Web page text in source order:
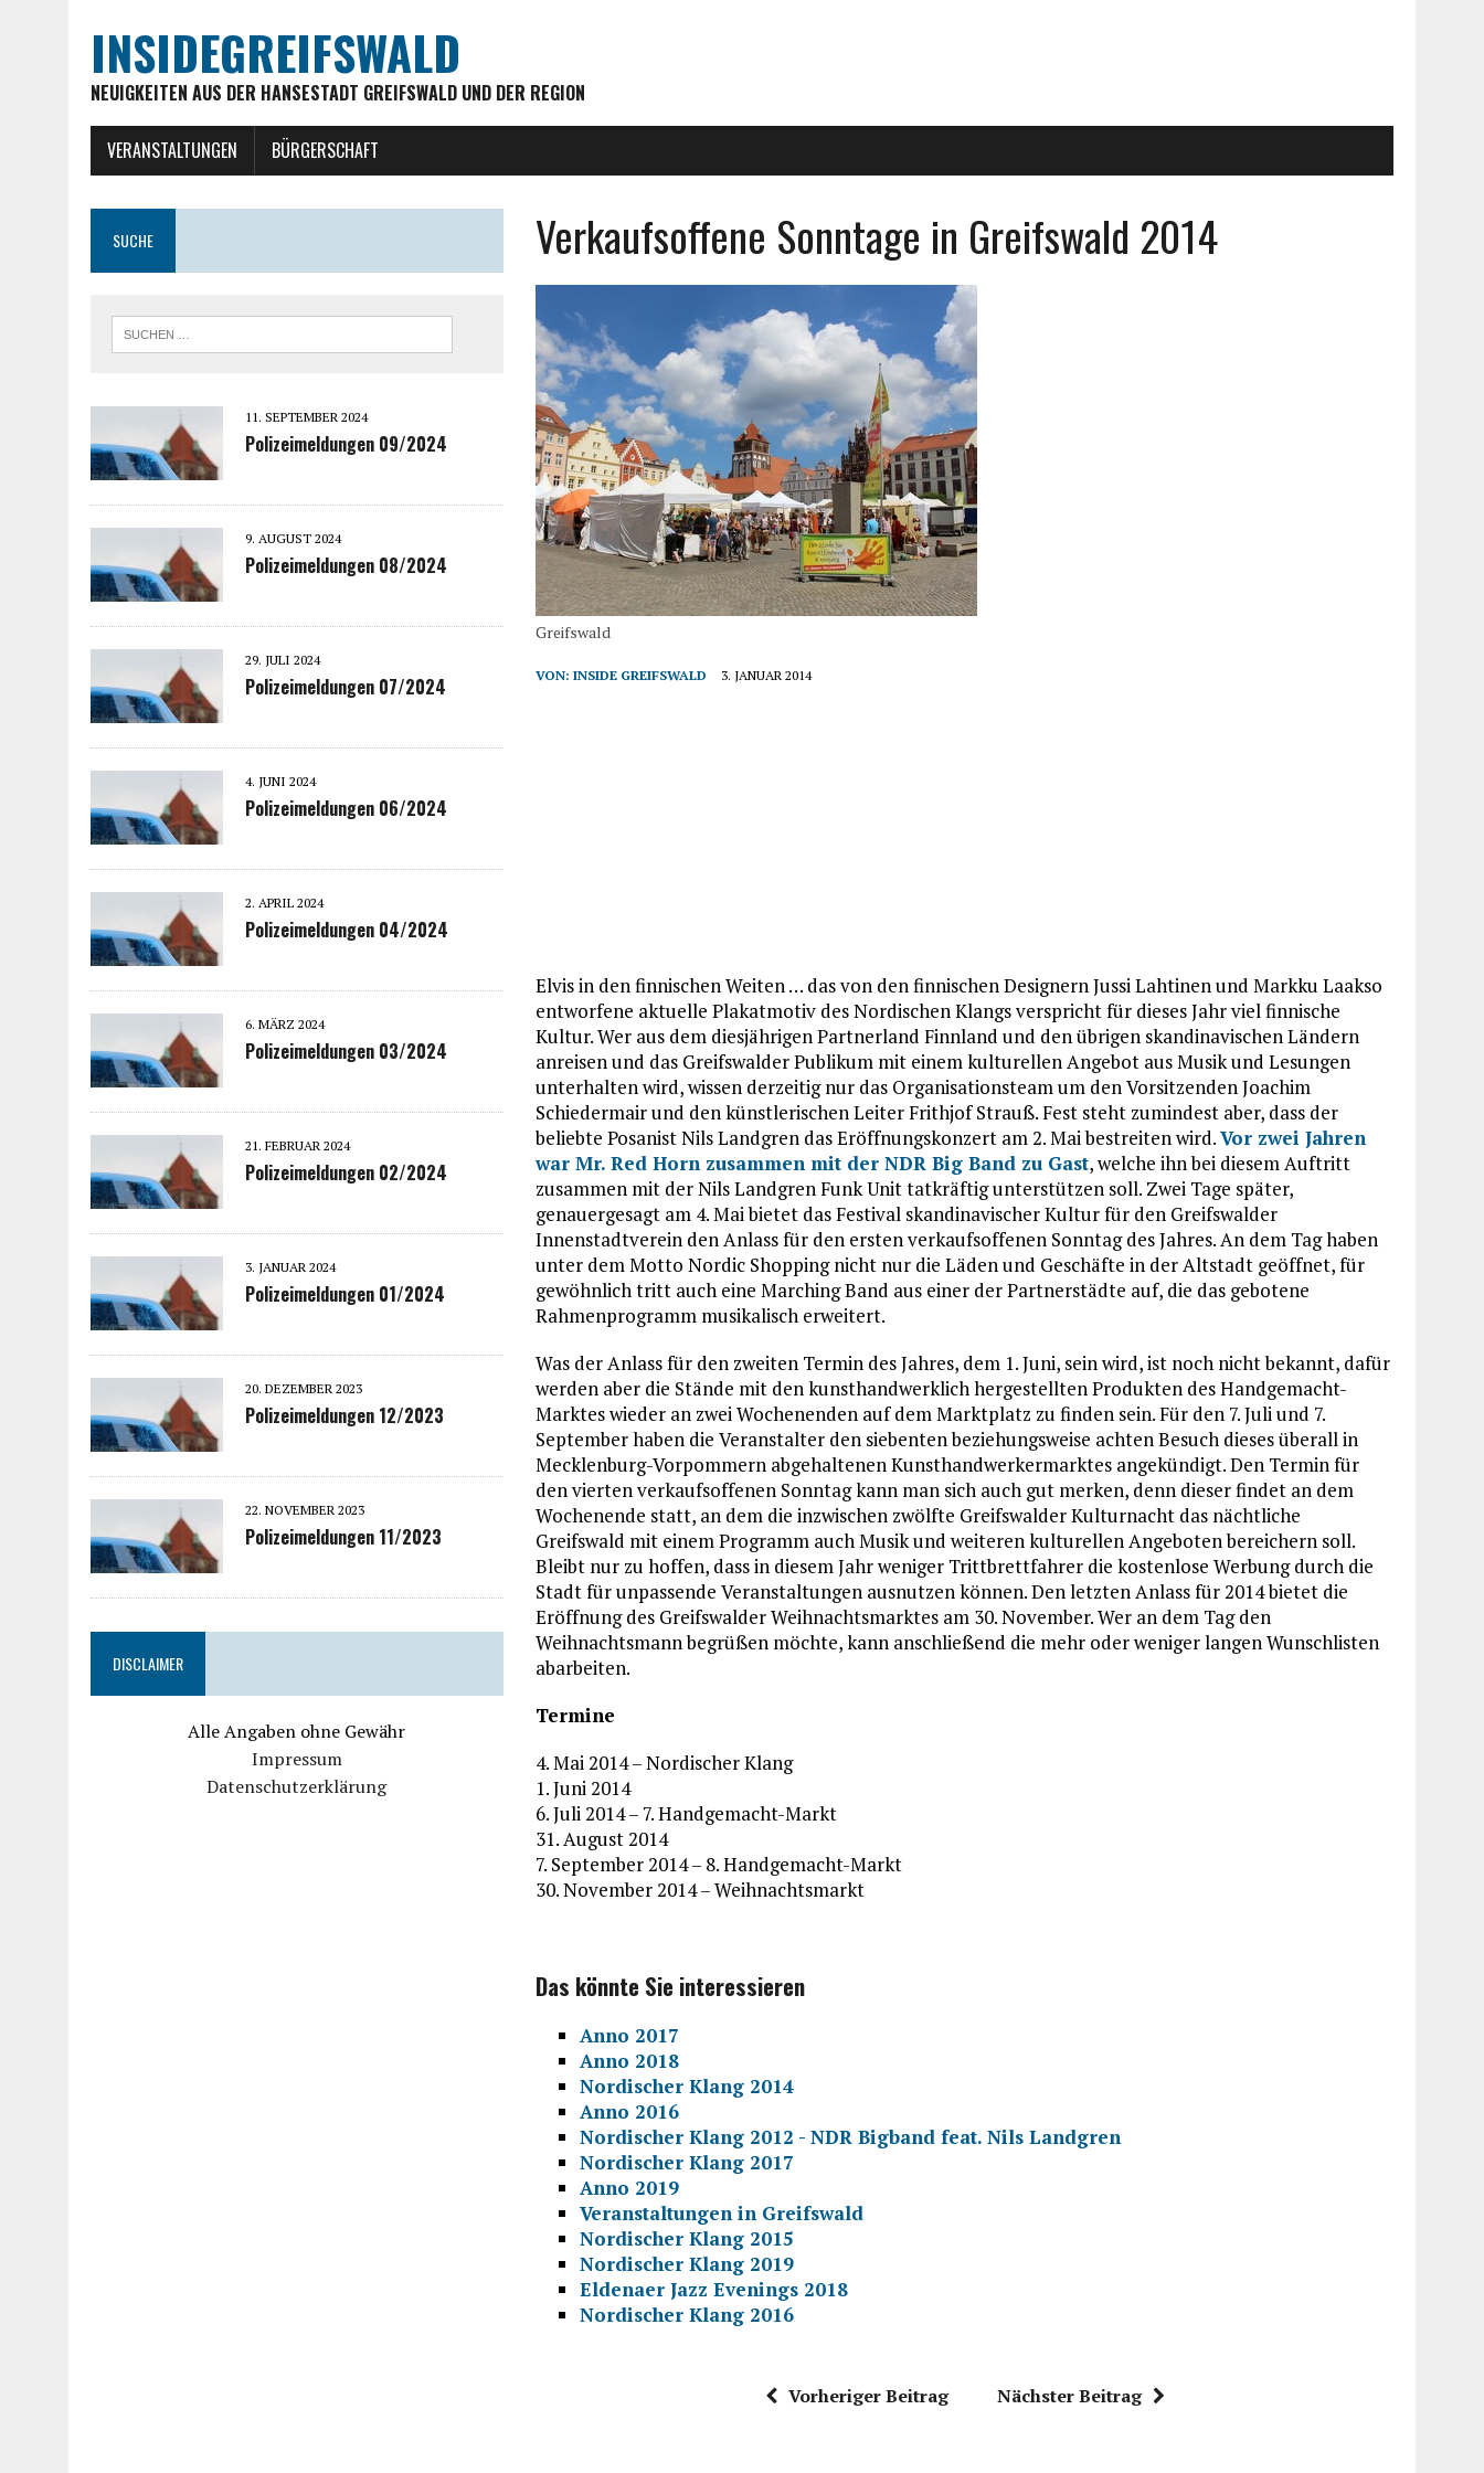
INSIDEGREIFSWALD
NEUIGKEITEN AUS DER HANSESTADT GREIFSWALD UND DER REGION
VERANSTALTUNGEN BÜRGERSCHAFT
Verkaufsoffene Sonntage in Greifswald 2014
Greifswald
VON:INSIDE GREIFSWALD 3. JANUAR 2014
Elvis in den finnischen Weiten … das von den finnischen Designern Jussi Lahtinen und Markku Laakso
entworfene aktuelle Plakatmotiv des Nordischen Klangs verspricht für dieses Jahr viel finnische
Kultur. Wer aus dem diesjährigen Partnerland Finnland und den übrigen skandinavischen Ländern
anreisen und das Greifswalder Publikum mit einem kulturellen Angebot aus Musik und Lesungen
unterhalten wird, wissen derzeitig nur das Organisationsteam um den Vorsitzenden Joachim
Schiedermair und den künstlerischen Leiter Frithjof Strauß. Fest steht zumindest aber, dass der
beliebte Posanist Nils Landgren das Eröffnungskonzert am 2. Mai bestreiten wird.Vor zwei Jahren
war Mr. Red Horn zusammen mit der NDR Big Band zu Gast, welche ihn bei diesem Auftritt
zusammen mit der Nils Landgren Funk Unit tatkräftig unterstützen soll. Zwei Tage später,
genauergesagt am 4. Mai bietet das Festival skandinavischer Kultur für den Greifswalder
Innenstadtverein den Anlass für den ersten verkaufsoffenen Sonntag des Jahres. An dem Tag haben
unter dem Motto Nordic Shopping nicht nur die Läden und Geschäfte in der Altstadt geöffnet, für
gewöhnlich tritt auch eine Marching Band aus einer der Partnerstädte auf, die das gebotene
Rahmenprogramm musikalisch erweitert.
Was der Anlass für den zweiten Termin des Jahres, dem 1. Juni, sein wird, ist noch nicht bekannt, dafür
werden aber die Stände mit den kunsthandwerklich hergestellten Produkten des Handgemacht-
Marktes wieder an zwei Wochenenden auf dem Marktplatz zu finden sein. Für den 7. Juli und 7.
September haben die Veranstalter den siebenten beziehungsweise achten Besuch dieses überall in
Mecklenburg-Vorpommern abgehaltenen Kunsthandwerkermarktes angekündigt. Den Termin für
den vierten verkaufsoffenen Sonntag kann man sich auch gut merken, denn dieser findet an dem
Wochenende statt, an dem die inzwischen zwölfte Greifswalder Kulturnacht das nächtliche
Greifswald mit einem Programm auch Musik und weiteren kulturellen Angeboten bereichern soll.
Bleibt nur zu hoffen, dass in diesem Jahr weniger Trittbrettfahrer die kostenlose Werbung durch die
Stadt für unpassende Veranstaltungen ausnutzen können. Den letzten Anlass für 2014 bietet die
Eröffnung des Greifswalder Weihnachtsmarktes am 30. November. Wer an dem Tag den
Weihnachtsmann begrüßen möchte, kann anschließend die mehr oder weniger langen Wunschlisten
abarbeiten.
Termine
4. Mai 2014 – Nordischer Klang
1. Juni 2014
6. Juli 2014 – 7. Handgemacht-Markt
31. August 2014
7. September 2014 – 8. Handgemacht-Markt
30. November 2014 – Weihnachtsmarkt
Das könnte Sie interessieren
Anno 2017
Anno 2018
Nordischer Klang 2014
Anno 2016
Nordischer Klang 2012 - NDR Bigband feat. Nils Landgren
Nordischer Klang 2017
Anno 2019
Veranstaltungen in Greifswald
Nordischer Klang 2015
Nordischer Klang 2019
Eldenaer Jazz Evenings 2018
Nordischer Klang 2016
Vorheriger Beitrag Nächster Beitrag
SUCHE
11. SEPTEMBER 2024
Polizeimeldungen 09/2024
9. AUGUST 2024
Polizeimeldungen 08/2024
29. JULI 2024
Polizeimeldungen 07/2024
4. JUNI 2024
Polizeimeldungen 06/2024
2. APRIL 2024
Polizeimeldungen 04/2024
6. MÄRZ 2024
Polizeimeldungen 03/2024
21. FEBRUAR 2024
Polizeimeldungen 02/2024
3. JANUAR 2024
Polizeimeldungen 01/2024
20. DEZEMBER 2023
Polizeimeldungen 12/2023
22. NOVEMBER 2023
Polizeimeldungen 11/2023
DISCLAIMER
Alle Angaben ohne Gewähr
Impressum
Datenschutzerklärung